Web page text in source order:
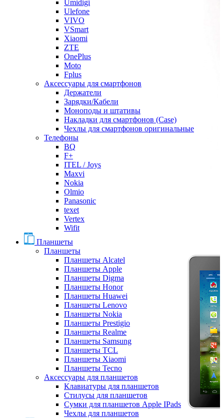
Umidigi
Ulefone
VIVO
VSmart
Xiaomi
ZTE
OnePlus
Moto
Fplus
Аксессуары для смартфонов
Держатели
Зарядки/Кабели
Моноподы и штативы
Накладки для смартфонов (Case)
Чехлы для смартфонов оригинальные
Телефоны
BQ
F+
ITEL / Joys
Maxvi
Nokia
Olmio
Panasonic
texet
Vertex
Wifit
Планшеты
Планшеты
Планшеты Alcatel
Планшеты Apple
Планшеты Digma
Планшеты Honor
Планшеты Huawei
Планшеты Lenovo
Планшеты Nokia
Планшеты Prestigio
Планшеты Realme
Планшеты Samsung
Планшеты TCL
Планшеты Xiaomi
Планшеты Tecno
Аксессуары для планшетов
Клавиатуры для планшетов
Стилусы для планшетов
Сумки для планшетов Apple IPads
Чехлы для планшетов